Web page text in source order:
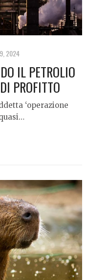
2024
IL PETROLIO
PROFITTO
‘operazione